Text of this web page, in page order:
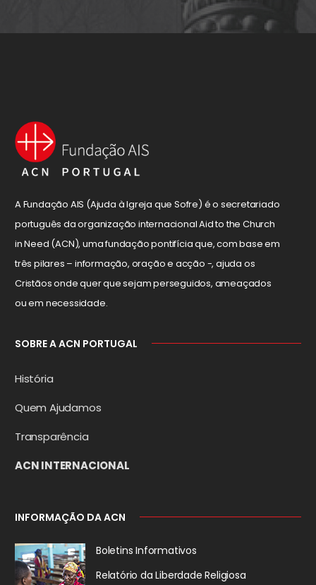
A Fundação AIS (Ajuda à Igreja que Sofre) é o secretariado
português da organização internacional Aid to the Church
in Need (ACN), uma fundação pontifícia que, com base em
três pilares – informação, oração e acção -, ajuda os
Cristãos onde quer que sejam perseguidos, ameaçados
ou em necessidade.
SOBRE A ACN PORTUGAL
História
Quem Ajudamos
Transparência
ACN INTERNACIONAL
INFORMAÇÃO DA ACN
Boletins Informativos
Relatório da Liberdade Religiosa